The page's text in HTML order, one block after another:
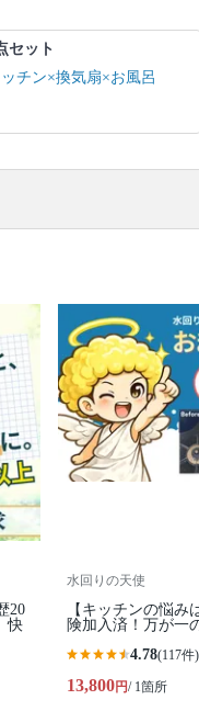
ください。
セット
チン×換気扇×お風呂
20
快
水回りの天使
【キッチンの悩
険加入済！万が一
4.78(117件)
13,800円/ 1箇所